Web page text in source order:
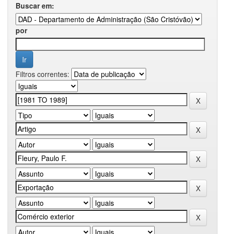
Buscar em:
por
Filtros correntes: